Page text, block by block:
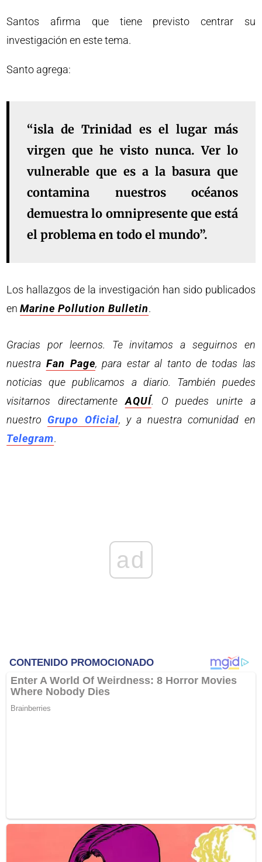
Santos afirma que tiene previsto centrar su
investigación en este tema.
Santo agrega:
“isla de Trinidad es el lugar más
virgen que he visto nunca. Ver lo
vulnerable que es a la basura que
contamina nuestros océanos
demuestra lo omnipresente que está
el problema en todo el mundo”.
Los hallazgos de la investigación han sido publicados
enMarine Pollution Bulletin.
Gracias por leernos. Te invitamos a seguirnos en
nuestra Fan Page, para estar al tanto de todas las
noticias que publicamos a diario. También puedes
visitarnos directamenteAQUÍ. O puedes unirte a
nuestro Grupo Oficial, y a nuestra comunidad en
Telegram.
ad